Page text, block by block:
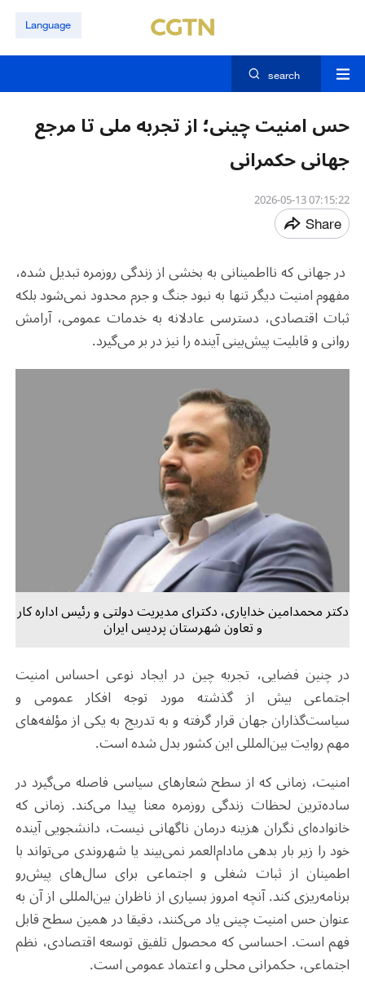
Language
search
حس امنیت چینی؛ از تجربه ملی تا مرجع
جهانی حکمرانی
07:15:22 2026-05-13
Share
در جهانی که نااطمینانی به بخشی از زندگی روزمره تبدیل شده،
مفهوم امنیت دیگر تنها به نبود جنگ و جرم محدود نمی‌شود بلکه
ثبات اقتصادی، دسترسی عادلانه به خدمات عمومی، آرامش
روانی و قابلیت پیش‌بینی آینده را نیز در بر می‌گیرد.
دکتر محمدامین خدایاری، دکترای مدیریت دولتی و رئیس اداره کار
و تعاون شهرستان پردیس ایران
در چنین فضایی، تجربه چین در ایجاد نوعی احساس امنیت
اجتماعی بیش از گذشته مورد توجه افکار عمومی و
سیاست‌گذاران جهان قرار گرفته و به تدریج به یکی از مؤلفه‌های
مهم روایت بین‌المللی این کشور بدل شده است.
امنیت، زمانی که از سطح شعارهای سیاسی فاصله می‌گیرد در
ساده‌ترین لحظات زندگی روزمره معنا پیدا می‌کند. زمانی که
خانواده‌ای نگران هزینه درمان ناگهانی نیست، دانشجویی آینده
خود را زیر بار بدهی مادام‌العمر نمی‌بیند یا شهروندی می‌تواند با
اطمینان از ثبات شغلی و اجتماعی برای سال‌های پیش‌رو
برنامه‌ریزی کند. آنچه امروز بسیاری از ناظران بین‌المللی از آن به‌
عنوان حس امنیت چینی یاد می‌کنند، دقیقا در همین سطح قابل
فهم است. احساسی که محصول تلفیق توسعه اقتصادی، نظم
اجتماعی، حکمرانی محلی و اعتماد عمومی است.